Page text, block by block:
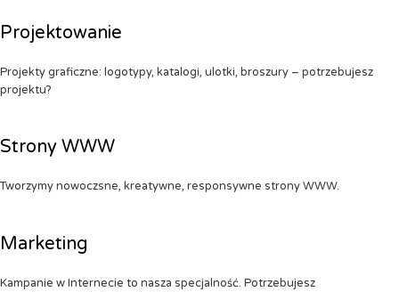
Projektowanie
Projekty graficzne: logotypy, katalogi, ulotki, broszury – potrzebujesz
projektu?
Strony WWW
Tworzymy nowoczsne, kreatywne, responsywne strony WWW.
Marketing
Kampanie w Internecie to nasza specjalność. Potrzebujesz